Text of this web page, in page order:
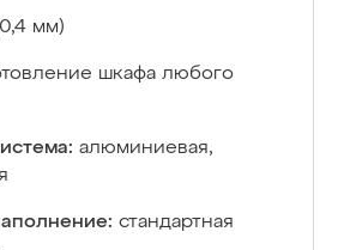
мм)
шкафа любого
алюминиевая,
стандартная